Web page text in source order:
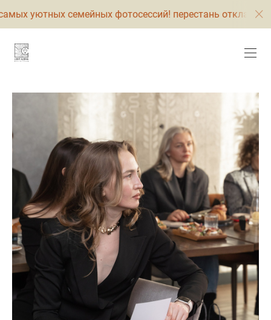
уютных семейных фотосессий! перестань